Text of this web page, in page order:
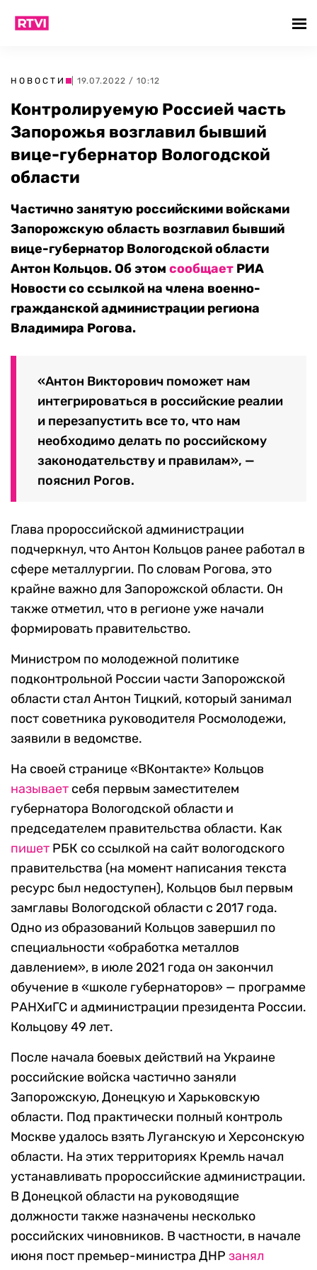
НОВОСТИ | 19.07.2022 / 10:12
Контролируемую Россией часть
Запорожья возглавил бывший
вице-губернатор Вологодской
области
Частично занятую российскими войсками
Запорожскую область возглавил бывший
вице-губернатор Вологодской области
Антон Кольцов. Об этом сообщает РИА
Новости со ссылкой на члена военно-
гражданской администрации региона
Владимира Рогова.
«Антон Викторович поможет нам
интегрироваться в российские реалии
и перезапустить все то, что нам
необходимо делать по российскому
законодательству и правилам», —
пояснил Рогов.
Глава пророссийской администрации
подчеркнул, что Антон Кольцов ранее работал в
сфере металлургии. По словам Рогова, это
крайне важно для Запорожской области. Он
также отметил, что в регионе уже начали
формировать правительство.
Министром по молодежной политике
подконтрольной России части Запорожской
области стал Антон Тицкий, который занимал
пост советника руководителя Росмолодежи,
заявили в ведомстве.
На своей странице «ВКонтакте» Кольцов
называет себя первым заместителем
губернатора Вологодской области и
председателем правительства области. Как
пишет РБК со ссылкой на сайт вологодского
правительства (на момент написания текста
ресурс был недоступен), Кольцов был первым
замглавы Вологодской области с 2017 года.
Одно из образований Кольцов завершил по
специальности «обработка металлов
давлением», в июле 2021 года он закончил
обучение в «школе губернаторов» — программе
РАНХиГС и администрации президента России.
Кольцову 49 лет.
После начала боевых действий на Украине
российские войска частично заняли
Запорожскую, Донецкую и Харьковскую
области. Под практически полный контроль
Москве удалось взять Луганскую и Херсонскую
области. На этих территориях Кремль начал
устанавливать пророссийские администрации.
В Донецкой области на руководящие
должности также назначены несколько
российских чиновников. В частности, в начале
июня пост премьер-министра ДНР занял